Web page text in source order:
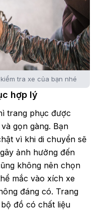
tra xe của bạn nhé
hợp lý
trang phục được
gọn gàng. Bạn
vì khi di chuyển sẽ
ảnh hưởng đến
không nên chọn
mắc vào xích xe
đáng có. Trang
đồ có chất liệu